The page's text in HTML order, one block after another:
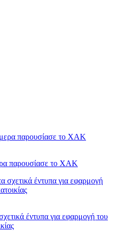
παρουσίασε το ΧΑΚ
έντυπα για εφαρμογή του